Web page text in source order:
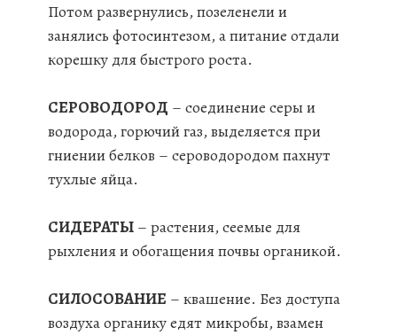
Потом развернулись, позеленели и
занялись фотосинтезом, а питание отдали
корешку для быстрого роста.
СЕРОВОДОРОД – соединение серы и
водорода, горючий газ, выделяется при
гниении белков – сероводородом пахнут
тухлые яйца.
СИДЕРАТЫ – растения, сеемые для
рыхления и обогащения почвы органикой.
СИЛОСОВАНИЕ – квашение. Без доступа
воздуха органику едят микробы, взамен